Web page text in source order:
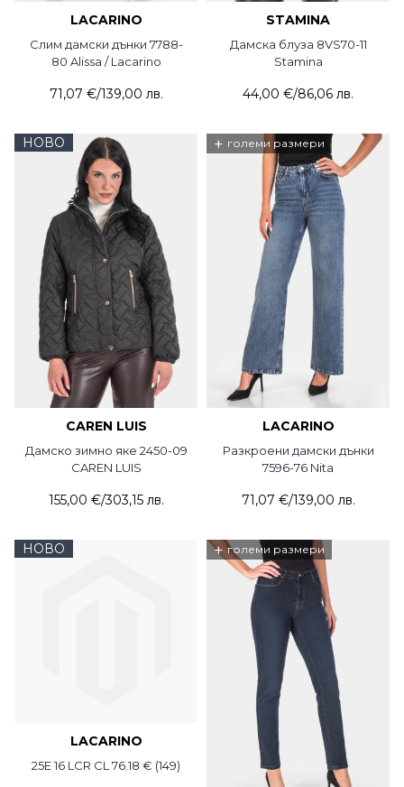
LACARINO
Слим дамски дънки 7788-
80 Alissa / Lacarino
71,07 €/139,00 лв.
STAMINA
Дамска блуза 8VS70-11
Stamina
44,00 €/86,06 лв.
НОВО
CAREN LUIS
Дамско зимно яке 2450-09
CAREN LUIS
155,00 €/303,15 лв.
+ големи размери
LACARINO
Разкроени дамски дънки
7596-76 Nita
71,07 €/139,00 лв.
НОВО
LACARINO
25E 16 LCR CL 76.18 € (149)
+ големи размери